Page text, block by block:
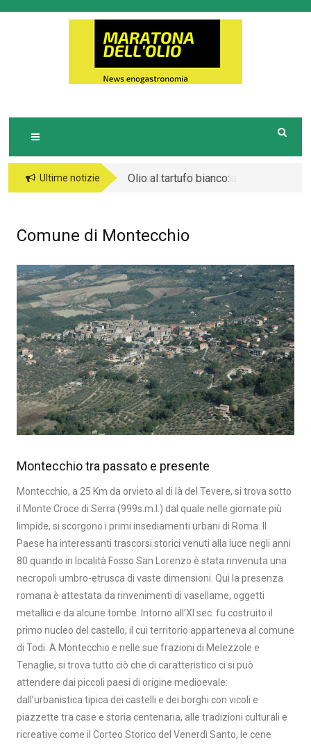
ARATONA DELL'OLIO
Notizie Turistiche ed Enogastronomiche
Ultime notizie
Olio al tartufo bianco:
Sicurezza nel gioco: la
Comune di Montecchio
Montecchio tra passato e presente
Montecchio, a 25 Km da orvieto al di là del Tevere, si trova sotto
il Monte Croce di Serra (999s.m.l.) dal quale nelle giornate più
limpide, si scorgono i primi insediamenti urbani di Roma. Il
Paese ha interessanti trascorsi storici venuti alla luce negli anni
80 quando in località Fosso San Lorenzo è stata rinvenuta una
necropoli umbro-etrusca di vaste dimensioni. Qui la presenza
romana è attestata da rinvenimenti di vasellame, oggetti
metallici e da alcune tombe. Intorno all’XI sec. fu costruito il
primo nucleo del castello, il cui territorio apparteneva al comune
di Todi. A Montecchio e nelle sue frazioni di Melezzole e
Tenaglie, si trova tutto ciò che di caratteristico ci si può
attendere dai piccoli paesi di origine medioevale:
dall’urbanistica tipica dei castelli e dei borghi con vicoli e
piazzette tra case e storia centenaria, alle tradizioni culturali e
ricreative come il Corteo Storico del Venerdì Santo, le cene